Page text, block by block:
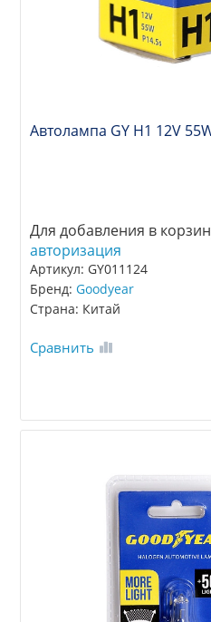
Автолампа GY Н1 12V
Для добавления в
авторизация
Артикул: GY011124
Бренд:Goodyear
Страна: Китай
Сравнить